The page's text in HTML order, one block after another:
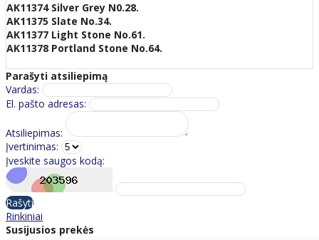
AK11374 Silver Grey N0.28.
AK11375 Slate No.34.
AK11377 Light Stone No.61.
AK11378 Portland Stone No.64.
Parašyti atsiliepimą
Vardas:
El. pašto adresas:
Atsiliepimas:
Įvertinimas:
Įveskite saugos kodą:
Rašyti
Rinkiniai
Susijusios prekės